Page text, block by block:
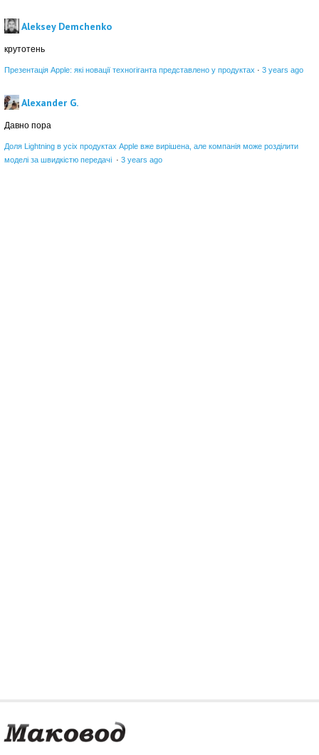
Aleksey Demchenko
крутотень
Презентація Apple: які новації техногіганта представлено у продуктах · 3 years ago
Alexander G.
Давно пора
Доля Lightning в усіх продуктах Apple вже вирішена, але компанія може розділити
моделі за швидкістю передачі · 3 years ago